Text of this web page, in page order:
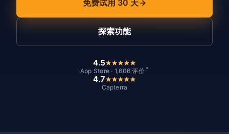
免费试用 30 天
探索功能
4.5
App Store · 1,606 评价 *
4.7
Capterra